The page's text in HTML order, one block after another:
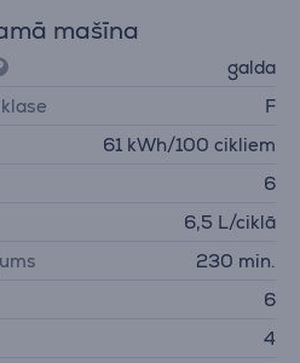
mašīna
galda
F
61 kWh/100 cikliem
6
6,5 L/ciklā
230 min.
6
4